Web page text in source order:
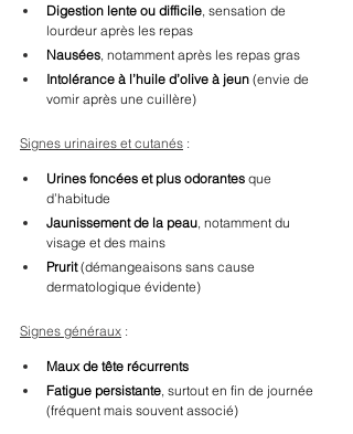
Digestion lente ou difficile , sensation de
lourdeur après les repas
Nausées , notamment après les repas gras
Intolérance à l’huile d’olive à jeun (envie de
vomir après une cuillère)
Signes urinaires et cutanés :
Urines foncées et plus odorantes que
d’habitude
Jaunissement de la peau , notamment du
visage et des mains
Prurit (démangeaisons sans cause
dermatologique évidente)
Signes généraux :
Maux de tête récurrents
Fatigue persistante , surtout en fin de journée
(fréquent mais souvent associé)